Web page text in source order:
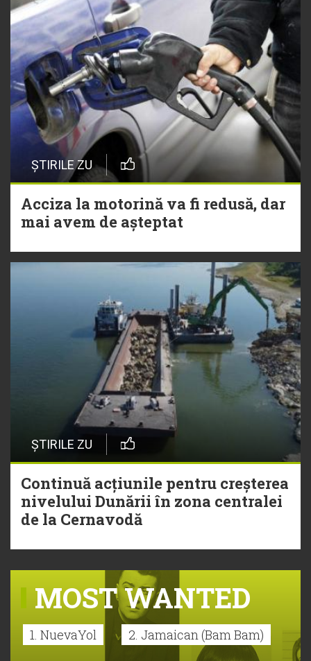
ȘTIRILE ZU
Acciza la motorină va fi redusă, dar
mai avem de așteptat
ȘTIRILE ZU
Continuă acțiunile pentru creșterea
nivelului Dunării în zona centralei
de la Cernavodă
MOST WANTED
1. NuevaYol 2. Jamaican (Bam Bam)